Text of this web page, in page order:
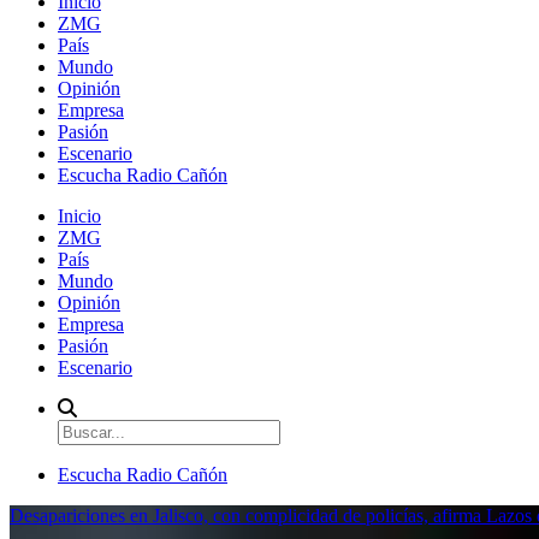
ZMG
País
Mundo
Opinión
Empresa
Pasión
Escenario
Escucha Radio Cañón
Inicio
ZMG
País
Mundo
Opinión
Empresa
Pasión
Escenario
Escucha Radio Cañón
Desapariciones en Jalisco, con complicidad de policías, afirma Lazos